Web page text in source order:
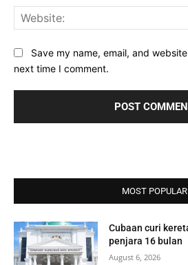
Save my name, email, and
next time I comment.
MOST POPULAR
Cubaan curi
penjara 16 bulan
August 6, 2026